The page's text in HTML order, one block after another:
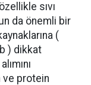
sıvı
da önemli bir
(
) dikkat
ve protein